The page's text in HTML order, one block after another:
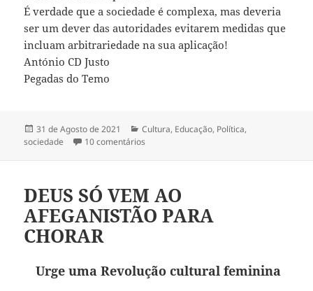
É verdade que a sociedade é complexa, mas deveria
ser um dever das autoridades evitarem medidas que
incluam arbitrariedade na sua aplicação!
António CD Justo
Pegadas do Temo
Publicado
a
31 de Agosto de 2021 Categorias
Cultura, Educação, Política,
sociedade
10 comentários
DEUS SÓ VEM AO
AFEGANISTÃO PARA
CHORAR
Urge uma Revolução cultural feminina